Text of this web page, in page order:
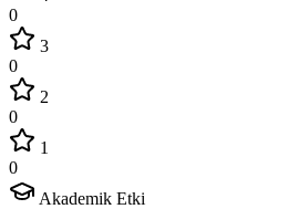
0
3
0
2
0
1
0
Akademik Etki